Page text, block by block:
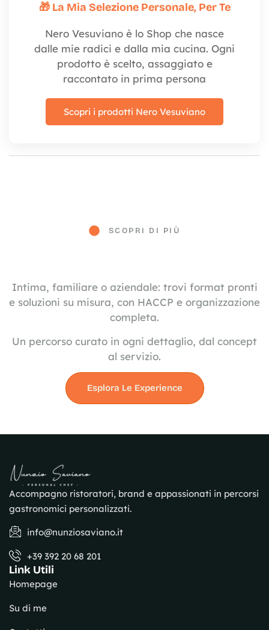
🎁 La Mia Selezione Personale, Per Te
Nero Vesuviano è lo Shop che nasce
dalle mie radici e dalla mia cucina. Ogni
prodotto è scelto, assaggiato e
raccontato in prima persona
Scopri i prodotti Nero Vesuviano
SCOPRI DI PIÙ
Intima, familiare o aziendale: trovi format pronti
e soluzioni su misura, con HACCP e organizzazione
completa.
Un percorso curato in ogni dettaglio, dal concept
al servizio.
Esplora Le Experience
Accompagno ristoratori, brand e appassionati in percorsi
gastronomici personalizzati.
info@nunziosaviano.it
+39 392 20 68 201
Link Utili
Homepage
Su di me